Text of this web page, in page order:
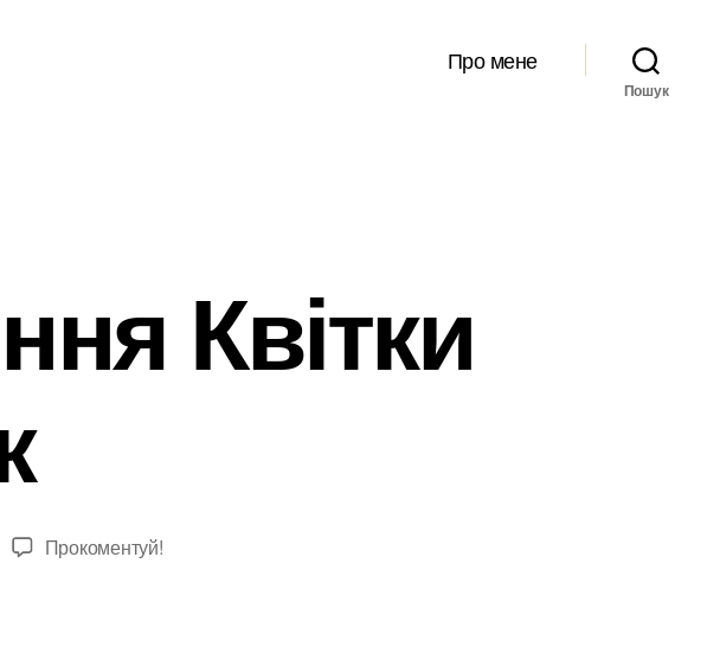
Про мене
Пошук
Квітки
Прокоментуй!